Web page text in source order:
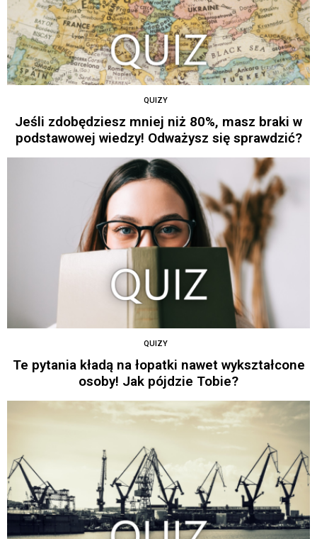
QUIZY
Jeśli zdobędziesz mniej niż 80%, masz braki w
podstawowej wiedzy! Odważysz się sprawdzić?
QUIZY
Te pytania kładą na łopatki nawet wykształcone
osoby! Jak pójdzie Tobie?